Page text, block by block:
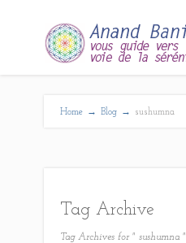
Home → Blog → sushumna
Tag Archive
Tag Archives for " sushumna "